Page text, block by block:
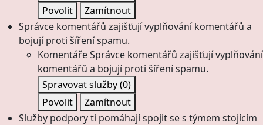
Povolit
Zamítnout
Správce komentářů zajišťují vyplňování komentářů a
bojují proti šíření spamu.
KomentářeSprávce komentářů zajišťují vyplňování
komentářů a bojují proti šíření spamu.
Spravovat služby(0)
Povolit
Zamítnout
Služby podpory ti pomáhají spojit se s týmem stojícím